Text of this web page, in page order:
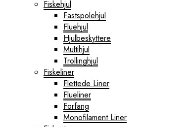
Fiskehjul
Fastspolehjul
Fluehjul
Hjulbeskyttere
Multihjul
Trollinghjul
Fiskeliner
Flettede Liner
Flueliner
Forfang
Monofilament Liner